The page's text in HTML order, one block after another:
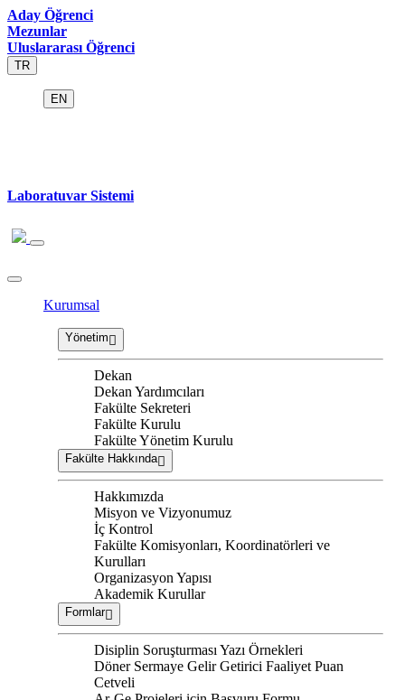
Aday Öğrenci
Mezunlar
Uluslararası Öğrenci
TR
EN
Laboratuvar Sistemi
Kurumsal
Yönetim
Dekan
Dekan Yardımcıları
Fakülte Sekreteri
Fakülte Kurulu
Fakülte Yönetim Kurulu
Fakülte Hakkında
Hakkımızda
Misyon ve Vizyonumuz
İç Kontrol
Fakülte Komisyonları, Koordinatörleri ve
Kurulları
Organizasyon Yapısı
Akademik Kurullar
Formlar
Disiplin Soruşturması Yazı Örnekleri
Döner Sermaye Gelir Getirici Faaliyet Puan
Cetveli